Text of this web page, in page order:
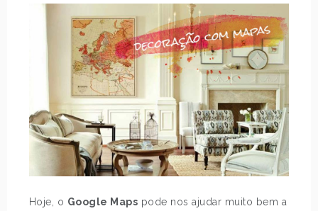
Hoje, o Google Maps pode nos ajudar muito bem a